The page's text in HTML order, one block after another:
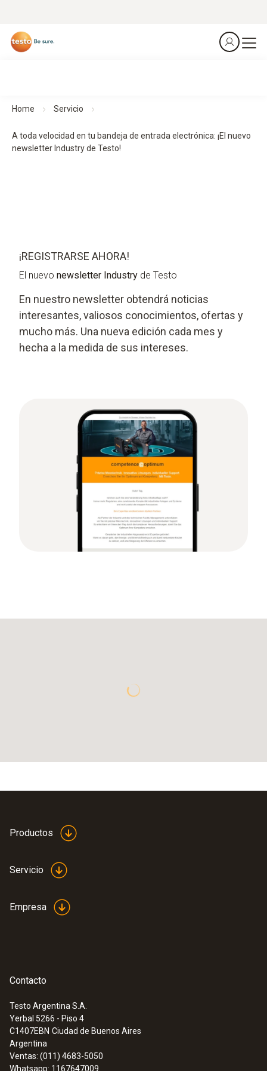
Home Servicio
A toda velocidad en tu bandeja de entrada electrónica: ¡El nuevo
newsletter Industry de Testo!
¡REGISTRARSE AHORA!
El nuevo newsletter Industry de Testo
En nuestro newsletter obtendrá noticias
interesantes, valiosos conocimientos, ofertas y
mucho más. Una nueva edición cada mes y
hecha a la medida de sus intereses.
Productos
Servicio
Empresa
Contacto
Testo Argentina S.A.
Yerbal 5266 - Piso 4
C1407EBN Ciudad de Buenos Aires
Argentina
Ventas: (011) 4683-5050
Whatsapp: 1167647009